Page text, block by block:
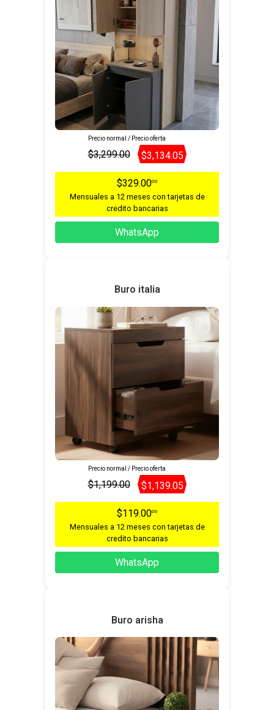
Precio normal / Precio oferta
$3,299.00 $3,134.05
$329.0000
Mensuales a 12 meses con tarjetas de
credito bancarias
WhatsApp
Buro italia
Precio normal / Precio oferta
$1,199.00 $1,139.05
$119.0000
Mensuales a 12 meses con tarjetas de
credito bancarias
WhatsApp
Buro arisha